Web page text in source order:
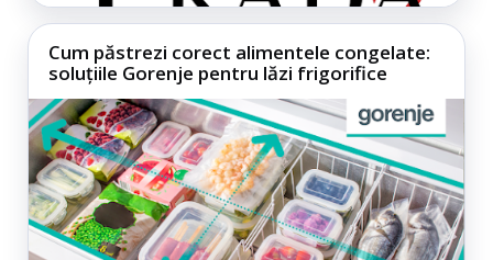
Cum păstrezi corect alimentele congelate:
soluțiile Gorenje pentru lăzi frigorifice